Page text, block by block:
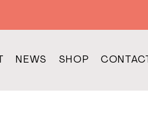
NEWS SHOP CONTACT